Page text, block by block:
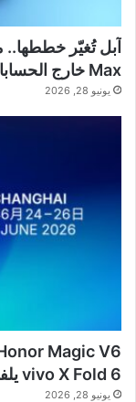
Max خارج الحسابات
يونيو 28, 2026
vivo X Fold 6 يلفت الأنظار
يونيو 28, 2026